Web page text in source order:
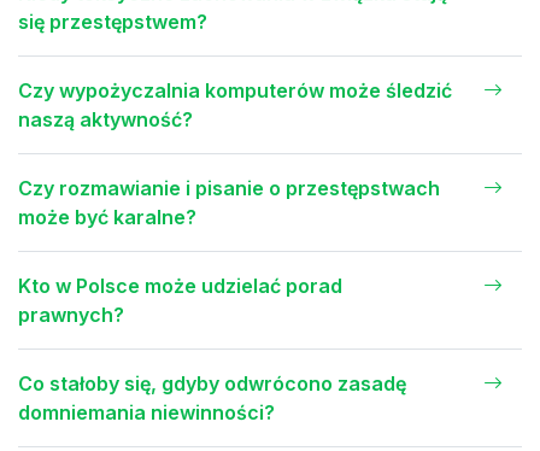
się przestępstwem?
Czy wypożyczalnia komputerów może śledzić
naszą aktywność?
Czy rozmawianie i pisanie o przestępstwach
może być karalne?
Kto w Polsce może udzielać porad
prawnych?
Co stałoby się, gdyby odwrócono zasadę
domniemania niewinności?